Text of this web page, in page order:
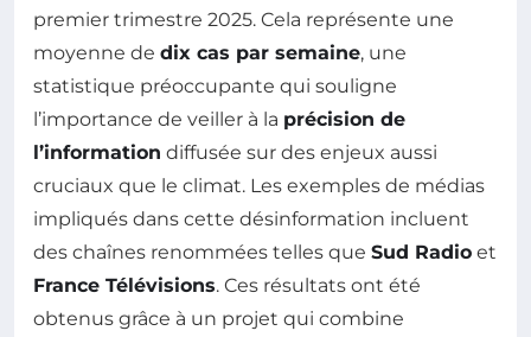
premier trimestre 2025. Cela représente une
moyenne de dix cas par semaine, une
statistique préoccupante qui souligne
l’importance de veiller à la précision de
l’information diffusée sur des enjeux aussi
cruciaux que le climat. Les exemples de médias
impliqués dans cette désinformation incluent
des chaînes renommées telles que Sud Radio et
France Télévisions. Ces résultats ont été
obtenus grâce à un projet qui combine